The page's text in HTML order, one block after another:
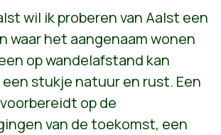
wil ik proberen van Aalst een
waar het aangenaam wonen
op wandelafstand kan
stukje natuur en rust. Een
op de
van de toekomst, een